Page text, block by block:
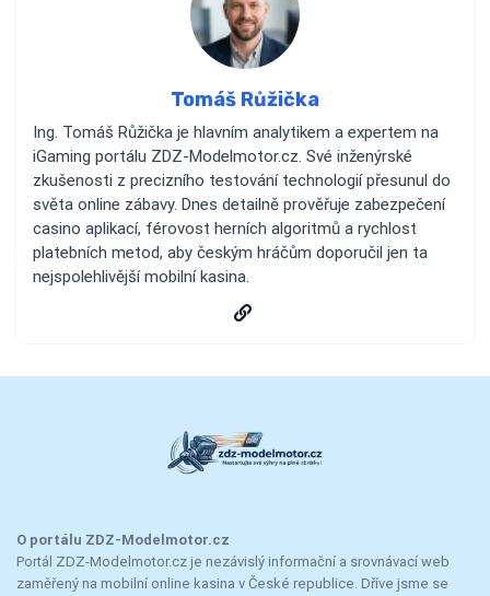
Tomáš Růžička
Ing. Tomáš Růžička je hlavním analytikem a expertem na
iGaming portálu ZDZ-Modelmotor.cz. Své inženýrské
zkušenosti z precizního testování technologií přesunul do
světa online zábavy. Dnes detailně prověřuje zabezpečení
casino aplikací, férovost herních algoritmů a rychlost
platebních metod, aby českým hráčům doporučil jen ta
nejspolehlivější mobilní kasina.
O portálu ZDZ-Modelmotor.cz
Portál ZDZ-Modelmotor.cz je nezávislý informační a srovnávací web
zaměřený na mobilní online kasina v České republice. Dříve jsme se